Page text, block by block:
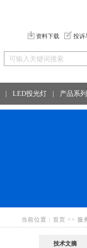
资料下载 投诉
LED投光灯 产品系列
当前位置： 首页 >> 服
技术文摘